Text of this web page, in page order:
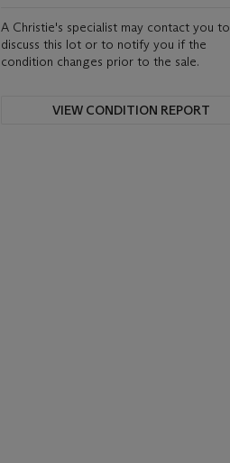
A Christie's specialist may contact you to
discuss this lot or to notify you if the
condition changes prior to the sale.
VIEW CONDITION REPORT